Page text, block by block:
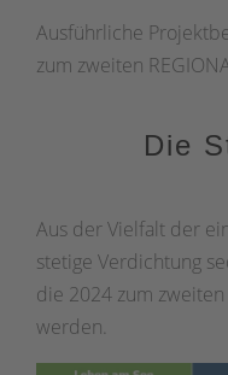
Ausführliche
zum zweiten
Die
Aus der Vielfalt der
stetige Verdichtung
die 2024 zum
werden.